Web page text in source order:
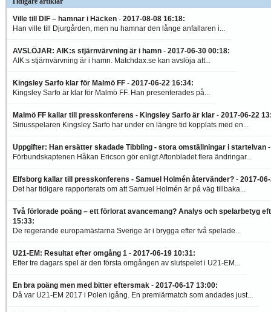
Ville till DIF – hamnar i Häcken - 2017-08-08 16:18:
Han ville till Djurgården, men nu hamnar den långe anfallaren i...
AVSLÖJAR: AIK:s stjärnvärvning är i hamn - 2017-06-30 00:18:
AIK:s stjärnvärvning är i hamn. Matchdax.se kan avslöja att...
Kingsley Sarfo klar för Malmö FF - 2017-06-22 16:34:
Kingsley Sarfo är klar för Malmö FF. Han presenterades på...
Malmö FF kallar till presskonferens - Kingsley Sarfo är klar - 2017-06-22
Siriusspelaren Kingsley Sarfo har under en längre tid kopplats med en...
Uppgifter: Han ersätter skadade Tibbling - stora omställningar i startelvan
Förbundskaptenen Håkan Ericson gör enligt Aftonbladet flera ändringar...
Elfsborg kallar till presskonferens - Samuel Holmén återvänder? - 2017-
Det har tidigare rapporterats om att Samuel Holmén är på väg tillbaka...
Två förlorade poäng – ett förlorat avancemang? Analys och spelarbetyg
15:33:
De regerande europamästarna Sverige är i brygga efter två spelade...
U21-EM: Resultat efter omgång 1 - 2017-06-19 10:31:
Efter tre dagars spel är den första omgången av slutspelet i U21-EM...
En bra poäng men med bitter eftersmak - 2017-06-17 13:00:
Då var U21-EM 2017 i Polen igång. En premiärmatch som andades just...